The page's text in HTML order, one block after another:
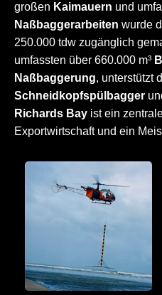
großen Kaimauern und
Naßbaggerarbeiten wurde
250.000 tdw zugänglich
umfassten über 660.000 m³
Naßbaggerung, unterstützt
Schneidkopfspülbagger
Richards Bay ist ein
Exportwirtschaft und ein